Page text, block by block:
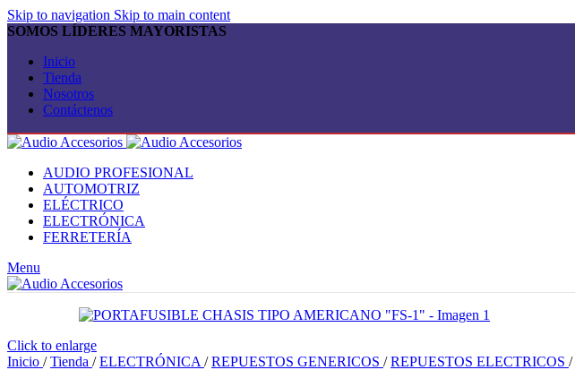
Skip to navigation Skip to main content
SOMOS LÍDERES MAYORISTAS
Inicio
Tienda
Nosotros
Contáctenos
AUDIO PROFESIONAL
AUTOMOTRIZ
ELÉCTRICO
ELECTRÓNICA
FERRETERÍA
Menu
Click to enlarge
Inicio / Tienda / ELECTRÓNICA / REPUESTOS GENERICOS / REPUESTOS ELECTRICOS /